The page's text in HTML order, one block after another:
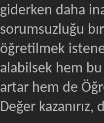
giderken daha
sorumsuzluğu
öğretilmek
alabilsek hem bu
artar hem de
Değer